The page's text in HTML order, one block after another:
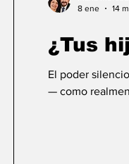
¿Tus
El poder
— como
8 ene
14